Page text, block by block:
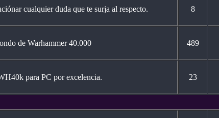
cualquier duda que te surja al respecto.
8
de Warhammer 40.000
489
para PC por excelencia.
23